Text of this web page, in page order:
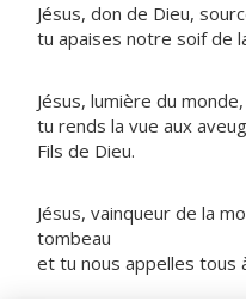
Jésus, don de Dieu,
tu apaises notre soif de
Jésus, lumière du monde,
tu rends la vue aux
Fils de Dieu.
Jésus, vainqueur de la
tombeau
et tu nous appelles tous